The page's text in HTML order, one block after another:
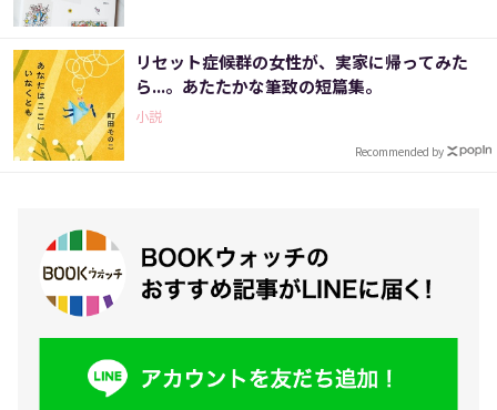
リセット症候群の女性が、実家に帰ってみた
ら...。あたたかな筆致の短篇集。
小説
Recommended by